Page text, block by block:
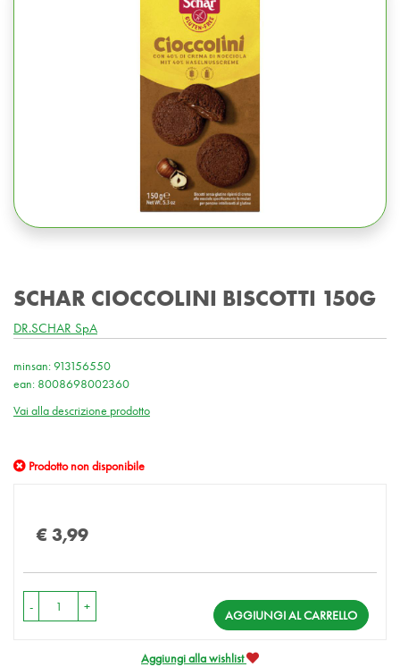
SCHAR CIOCCOLINI BISCOTTI 150G
DR.SCHAR SpA
minsan: 913156550
ean: 8008698002360
Vai alla descrizione prodotto
Prodotto non disponibile
€ 3,99
- +
AGGIUNGI AL CARRELLO
Aggiungi alla wishlist